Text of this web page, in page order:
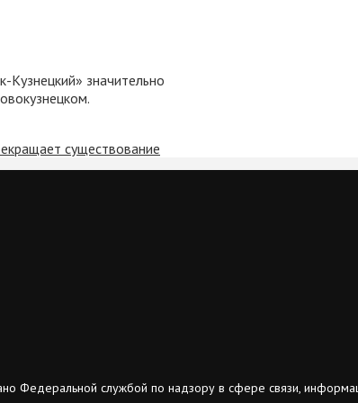
Кузнецкий» значительно
существование
службой по надзору в сфере связи,